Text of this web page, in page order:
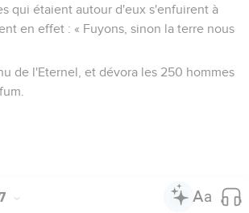
qui étaient autour d'eux s'enfuirent à
en effet : « Fuyons, sinon la terre nous
de l'Eternel, et dévora les 250 hommes